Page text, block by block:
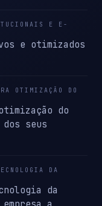
E E-
e otimizados
OTIMIZAÇÃO DO
do
seus
DA
da